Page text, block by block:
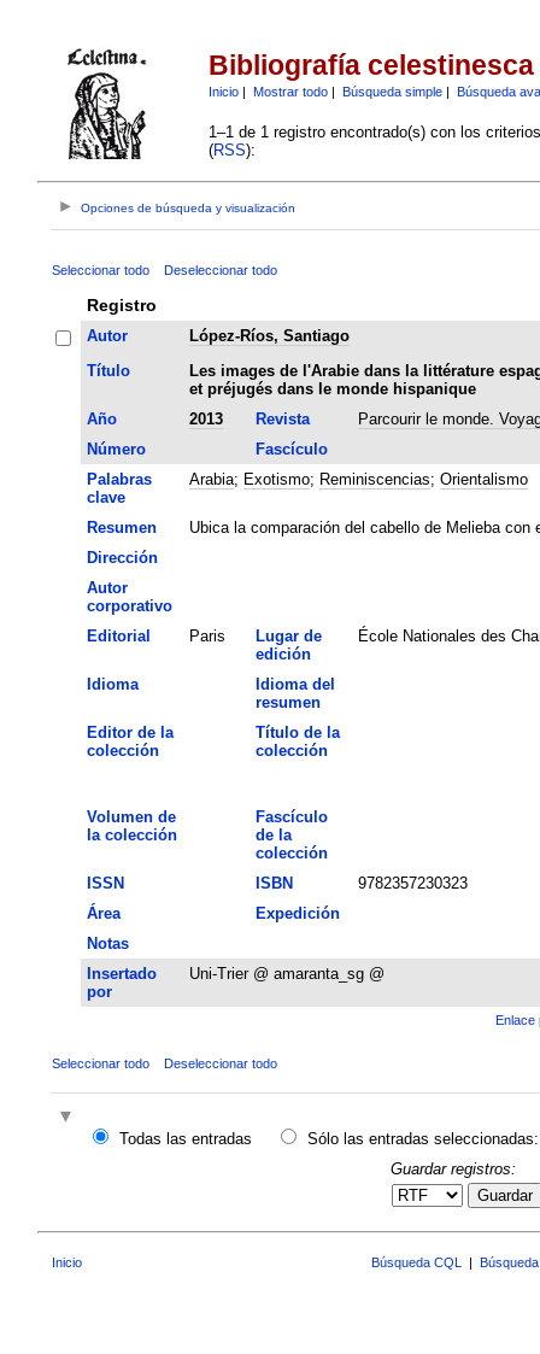
Bibliografía celestinesca
Inicio| Mostrar todo| Búsqueda simple| Búsqueda
1–1 de 1 registro encontrado(s) con los
(RSS):
Opciones de búsqueda y visualización
Seleccionar todo Deseleccionar todo
Registro
Autor
López-Ríos, Santiago
Título
Les images de l'Arabie dans la littérature
et préjugés dans le monde hispanique
Año
2013 Revista
Parcourir le monde.
Número
Fascículo
Palabras
clave
Arabia; Exotismo; Reminiscencias; Orientalismo
Resumen
Ubica la comparación del cabello de Melieba con
Dirección
Autor
corporativo
Editorial
Paris
Lugar de
edición
École Nationales des
Idioma
Idioma del
resumen
Editor de la
colección
Título de la
colección
Volumen de
la colección
Fascículo
de la
colección
ISSN
ISBN
9782357230323
Área
Expedición
Notas
Insertado
por
Uni-Trier @ amaranta_sg @
Enlace
Seleccionar todo Deseleccionar todo
Todas las entradas
Sólo las entradas seleccionadas:
Guardar registros:
Guardar
Inicio Búsqueda CQL